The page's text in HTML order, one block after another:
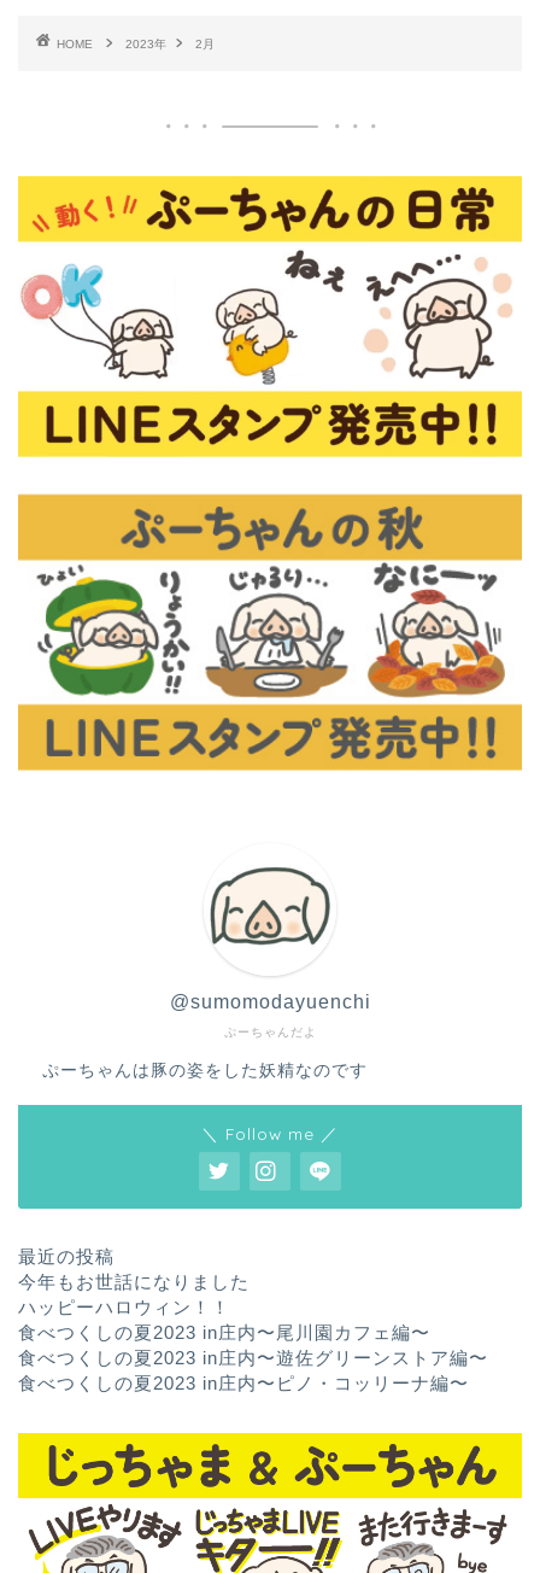
HOME 2023年 2月
ぷーちゃんだよ
@sumomodayuenchi
ぷーちゃんは豚の姿をした妖精なのです
＼ Follow me ／
最近の投稿
今年もお世話になりました
ハッピーハロウィン！！
食べつくしの夏2023 in庄内〜尾川園カフェ編〜
食べつくしの夏2023 in庄内〜遊佐グリーンストア編〜
食べつくしの夏2023 in庄内〜ピノ・コッリーナ編〜
ホーム